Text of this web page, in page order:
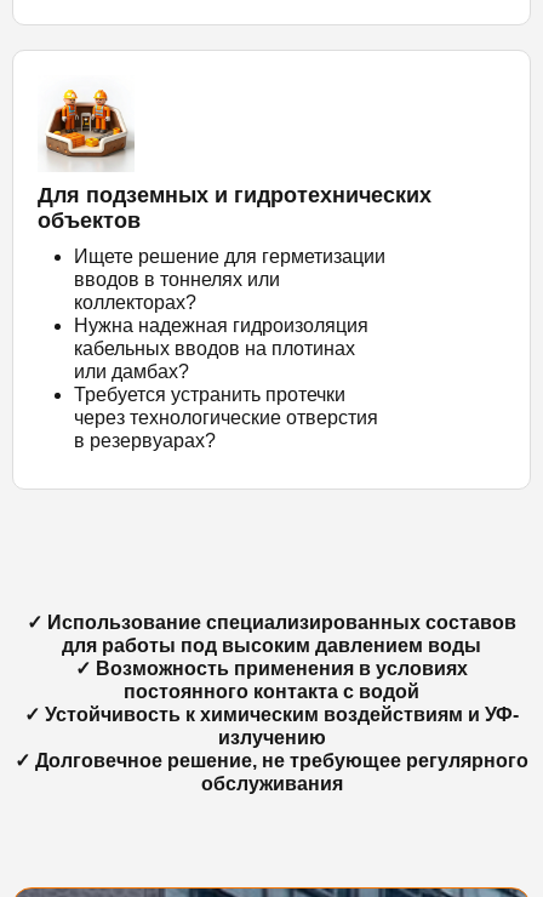
Для подземных и гидротехнических
объектов
Ищете решение для герметизации
вводов в тоннелях или
коллекторах?
Нужна надежная гидроизоляция
кабельных вводов на плотинах
или дамбах?
Требуется устранить протечки
через технологические отверстия
в резервуарах?
✓ Использование специализированных составов
для работы под высоким давлением воды
✓ Возможность применения в условиях
постоянного контакта с водой
✓ Устойчивость к химическим воздействиям и УФ-
излучению
✓ Долговечное решение, не требующее регулярного
обслуживания